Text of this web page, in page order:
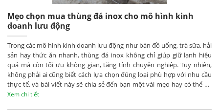
Mẹo chọn mua thùng đá inox cho mô hình kinh
doanh lưu động
Trong các mô hình kinh doanh lưu động như bán đồ uống, trà sữa, hải
sản hay thức ăn nhanh, thùng đá inox không chỉ giúp giữ lạnh hiệu
quả mà còn tối ưu không gian, tăng tính chuyên nghiệp. Tuy nhiên,
không phải ai cũng biết cách lựa chọn đúng loại phù hợp với nhu cầu
thực tế, và bài viết này sẽ chia sẻ đến bạn một vài mẹo hay có thể áp
dụng, hãy cùng tham khảo nhé!
Xem chi tiết